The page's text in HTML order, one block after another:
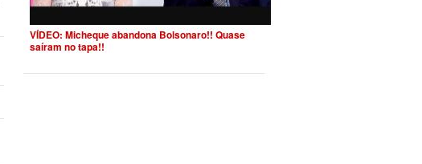
VÍDEO: Micheque abandona Bolsonaro!! Quase
saíram no tapa!!